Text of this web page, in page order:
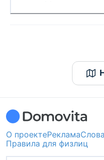
О проектеРеклама
Правила для физлиц